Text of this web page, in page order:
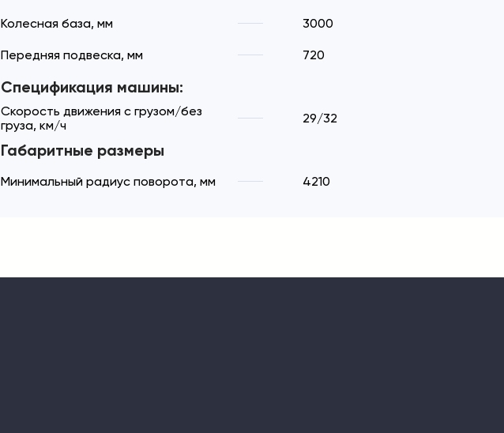
Колесная база, мм 3000
Передняя подвеска, мм 720
Спецификация машины:
Скорость движения с грузом/без
груза, км/ч
29/32
Габаритные размеры
Минимальный радиус поворота, мм 4210